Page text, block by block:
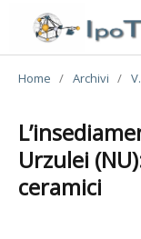
Home / Archivi /
Urzulei
ceramici